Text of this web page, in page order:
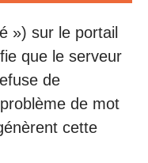
») sur le portail
que le serveur
de
problème de mot
cette